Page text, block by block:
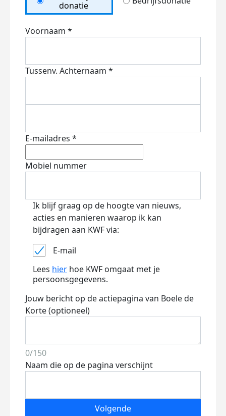
donatie
Voornaam *
Tussenv. Achternaam *
E-mailadres *
Mobiel nummer
Ik blijf graag op de hoogte van nieuws,
acties en manieren waarop ik kan
bijdragen aan KWF via:
E-mail
Lees hier hoe KWF omgaat met je
persoonsgegevens.
Jouw bericht op de actiepagina van Boele de
Korte (optioneel)
0/150
Naam die op de pagina verschijnt
Volgende